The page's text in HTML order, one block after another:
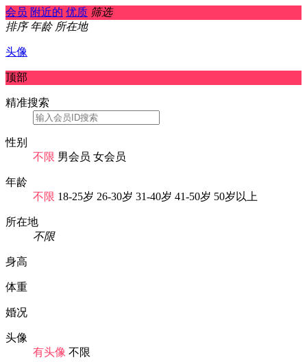
会员 附近的 优质 筛选
排序 年龄 所在地
头像
顶部
精准搜索
性别
不限 男会员 女会员
年龄
不限 18-25岁 26-30岁 31-40岁 41-50岁 50岁以上
所在地
不限
身高
体重
婚况
头像
有头像 不限